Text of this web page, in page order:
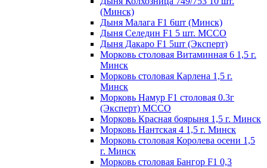
(Минск)
Дыня Малага F1 6шт (Минск)
Дыня Селедин F1 5 шт. МССО
Дыня Дакаро F1 5шт (Эксперт)
Морковь столовая Витаминная 6 1,5 г.
Минск
Морковь столовая Карлена 1,5 г.
Минск
Морковь Намур F1 столовая 0.3г
(Эксперт) МССО
Морковь Красная боярыня 1,5 г. Минск
Морковь Нантская 4 1,5 г. Минск
Морковь столовая Королева осени 1,5
г. Минск
Морковь столовая Бангор F1 0,3